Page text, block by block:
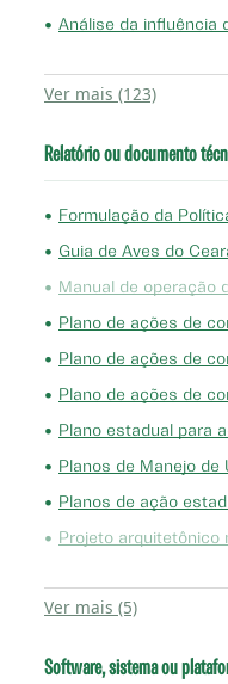
• Análise da influência de planos de manejo florestal na
Ver mais (123)
Relatório ou documento
• Formulação da Política Estadual
• Guia de Aves do
• Manual de operação
• Plano de ações de contingência
• Plano de ações de contingência
• Plano de ações de contingência
• Plano estadual para adaptação à mudança do clima e
• Planos de Manejo de
• Planos de ação estaduais de
• Projeto arquitetônico modelo básico de
Ver mais (5)
Software, sistema ou